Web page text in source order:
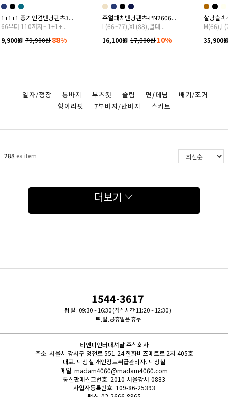
1+1+1 풍기인견밴딩팬츠3...
66부터 110까지~ 1+1+...
9,900원 79,900원88%
쥬얼패치밴딩팬츠-PN2606...
L(66~77),XL(88),별대...
16,100원 17,800원10%
찰랑슬랙
35,900
일자/정장 통바지 부츠컷 슬림 면/데님
배기/조거
항아리핏
7부바지/반바지 스커트
288 ea item
더보기
1544-3617
평 일 : 09:30 ~ 16:30 (점심시간 11:20 ~ 12:30 )
토,일,공휴일은 휴무
티엔피인터내셔날 주식회사
주소. 서울시 강서구 양천로 551-24 한화비즈메트로 2차 405호
대표. 탁상철 개인정보취급관리자. 탁상철
메일. madam4060@madam4060.com
통신판매신고번호. 2010-서울강서-0883
사업자등록번호. 109-86-25393